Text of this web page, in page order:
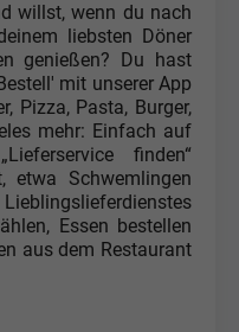
willst, wenn du nach
liebsten Döner
genießen? Du hast
mit unserer App
Pizza, Pasta, Burger,
mehr: Einfach auf
finden“
etwa Schwemlingen
Essen bestellen
aus dem Restaurant